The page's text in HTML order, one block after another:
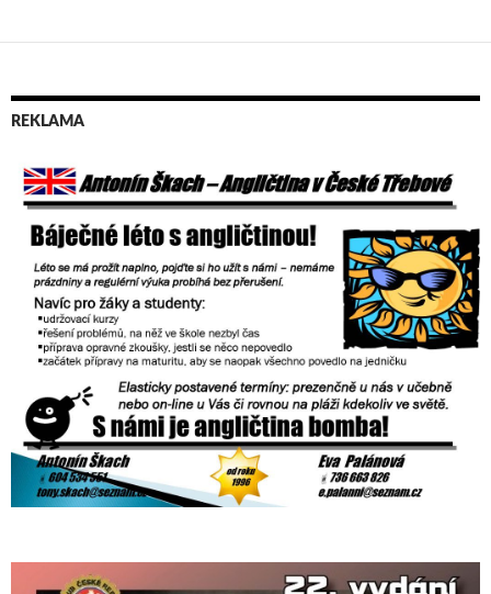
REKLAMA